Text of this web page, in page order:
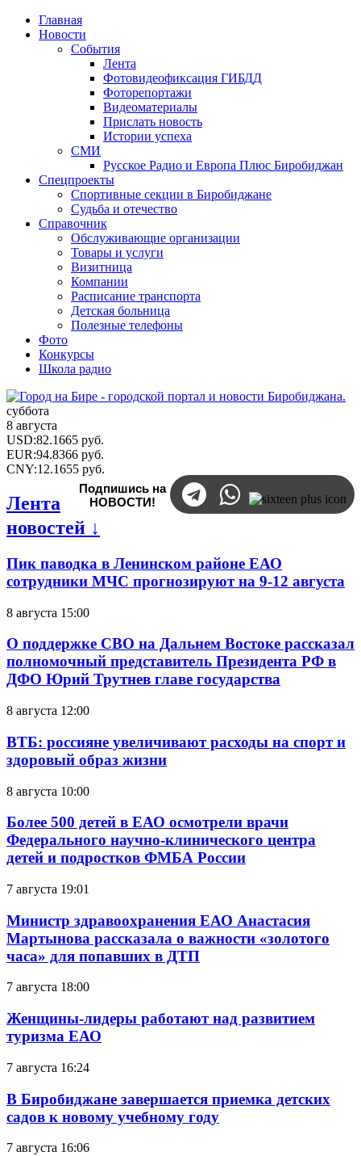
Главная
Новости
События
Лента
Фотовидеофиксация ГИБДД
Фоторепортажи
Видеоматериалы
Прислать новость
Истории успеха
СМИ
Русское Радио и Европа Плюс Биробиджан
Спецпроекты
Спортивные секции в Биробиджане
Судьба и отечество
Справочник
Обслуживающие организации
Товары и услуги
Визитница
Компании
Расписание транспорта
Детская больница
Полезные телефоны
Фото
Конкурсы
Школа радио
суббота
8 августа
USD:82.1665 руб.
EUR:94.8366 руб.
CNY:12.1655 руб.
Подпишись на
НОВОСТИ!
Лента
новостей ↓
Пик паводка в Ленинском районе ЕАО
сотрудники МЧС прогнозируют на 9-12 августа
8 августа 15:00
О поддержке СВО на Дальнем Востоке рассказал
полномочный представитель Президента РФ в
ДФО Юрий Трутнев главе государства
8 августа 12:00
ВТБ: россияне увеличивают расходы на спорт и
здоровый образ жизни
8 августа 10:00
Более 500 детей в ЕАО осмотрели врачи
Федерального научно-клинического центра
детей и подростков ФМБА России
7 августа 19:01
Министр здравоохранения ЕАО Анастасия
Мартынова рассказала о важности «золотого
часа» для попавших в ДТП
7 августа 18:00
Женщины-лидеры работают над развитием
туризма ЕАО
7 августа 16:24
В Биробиджане завершается приемка детских
садов к новому учебному году
7 августа 16:06